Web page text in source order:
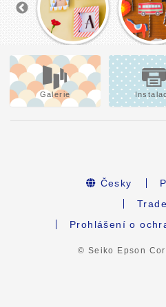
Galerie
Česky
Prohlášení o
© Seiko Epson